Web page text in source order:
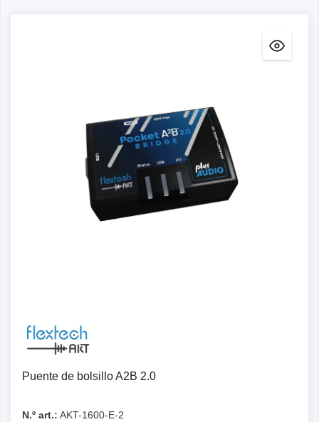
Puente de bolsillo A2B 2.0
N.º art.: AKT-1600-E-2